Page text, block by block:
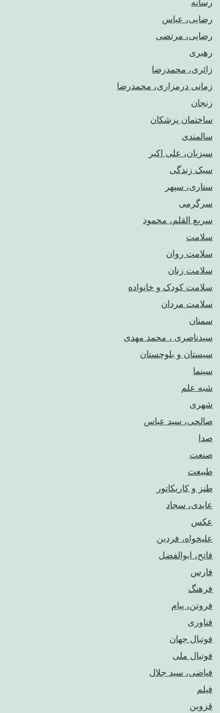
رسانه
رضایی، عباس
رضایی، مرتضی
رهبری
زائری، محمدرضا
زمانی درمزاری، محمدرضا
زنجان
ساختمان پزشکان
سالمندی
سبزیان، علی اکبر
سبک زندگی
ستاری، سپهر
سرگرمی
سریع القلم، محمود
سلامت
سلامت روان
سلامت زنان
سلامت کودک‌ و خانواده
سلامت مردان
سمنان
سیدناصری ، محمد مهدی
سیستان و بلوچستان
سینما
شبه علم
شهری
صالحی، سید عباس
صدا
صنعت
طبیعت
طنز و کاریکاتور
عابدی، سجاد
عکس
علیخواه، فردین
فاتح، ابوالفضل
فارس
فرهنگ
فروتن، پیام
فناوری
فوتبال جهان
فوتبال ملی
فیاضی، سید جلال
فیلم
قزوین